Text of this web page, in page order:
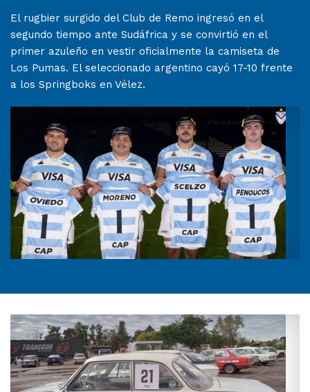
El rugbier surgido del Club de Remo ingresó en el
segundo tiempo ante Sudáfrica y se convirtió en el
primer azuleño en vestir oficialmente la camiseta de
Los Pumas. El seleccionado argentino cayó 17-10 frente
a los Springboks en Vélez.